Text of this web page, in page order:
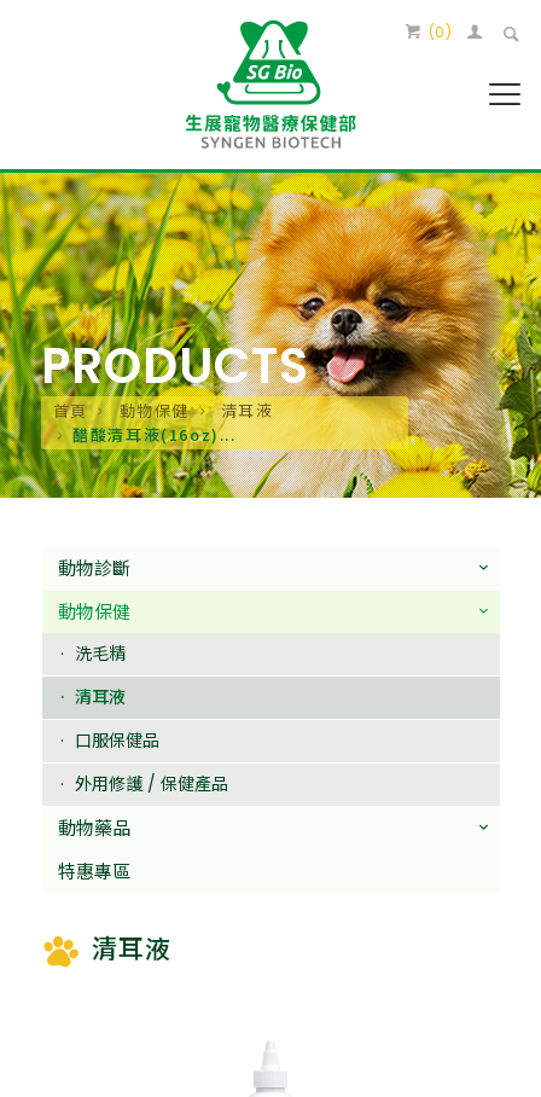
(0)
PRODUCTS
首頁 動物保健
清耳液
醋酸清耳液(16oz)...
動物診斷
動物保健
洗毛精
清耳液
口服保健品
外用修護 / 保健產品
動物藥品
特惠專區
清耳液